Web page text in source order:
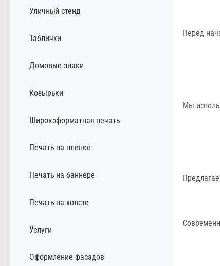
Уличный стенд
Таблички
Домовые знаки
Козырьки
Широкоформатная печать
Печать на пленке
Печать на баннере
Печать на холсте
Услуги
Оформление фасадов
Перед
Мы